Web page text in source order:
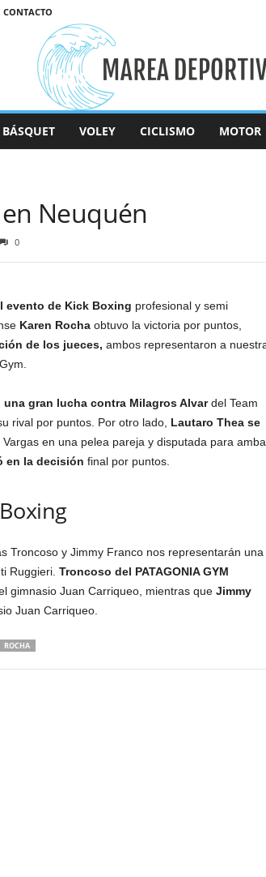
CONTACTO
BÁSQUET VOLEY CICLISMO MOTOR
Neuquén
0
evento de Kick Boxing profesional y semi
Karen Rochaobtuvo la victoria por puntos,
de los jueces, ambos representaron a
gran lucha contra Milagros Alvardel Team
rival por puntos. Por otro lado, Lautaro Thea se
en una pelea pareja y disputada para
en la decisión final por puntos.
Troncoso y Jimmy Franco nos representarán una
Ruggieri. Troncoso del PATAGONIA GYM
gimnasio Juan Carriqueo, mientras que Jimmy
Juan Carriqueo.
ROCHA